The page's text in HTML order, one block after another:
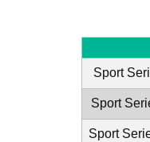
Sport
Sport
Sport